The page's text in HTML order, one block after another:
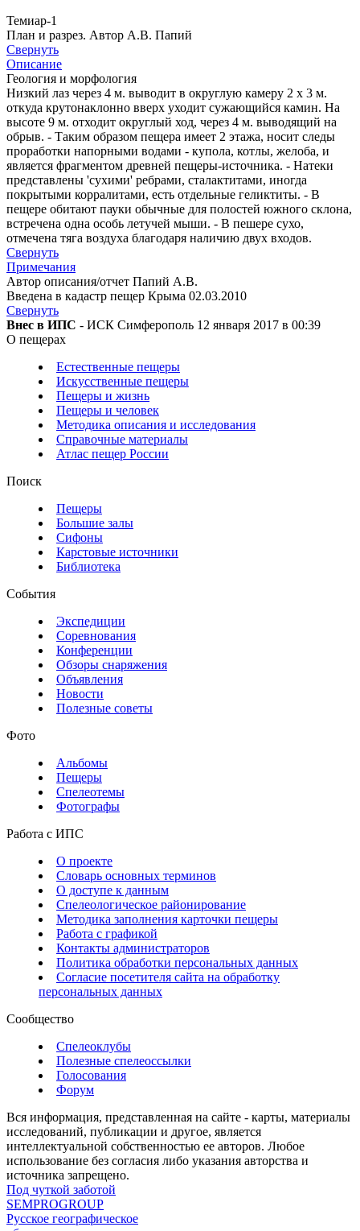
Темиар-1
План и разрез. Автор А.В. Папий
Свернуть
Описание
Геология и морфология
Низкий лаз через 4 м. выводит в округлую камеру 2 х 3 м.
откуда крутонаклонно вверх уходит сужающийся камин. На
высоте 9 м. отходит округлый ход, через 4 м. выводящий на
обрыв. - Таким образом пещера имеет 2 этажа, носит следы
проработки напорными водами - купола, котлы, желоба, и
является фрагментом древней пещеры-источника. - Натеки
представлены 'сухими' ребрами, сталактитами, иногда
покрытыми корралитами, есть отдельные геликтиты. - В
пещере обитают пауки обычные для полостей южного склона,
встречена одна особь летучей мыши. - В пешере сухо,
отмечена тяга воздуха благодаря наличию двух входов.
Свернуть
Примечания
Автор описания/отчет Папий А.В.
Введена в кадастр пещер Крыма 02.03.2010
Свернуть
Внес в ИПС - ИСК Симферополь 12 января 2017 в 00:39
О пещерах
Естественные пещеры
Искусственные пещеры
Пещеры и жизнь
Пещеры и человек
Методика описания и исследования
Справочные материалы
Атлас пещер России
Поиск
Пещеры
Большие залы
Сифоны
Карстовые источники
Библиотека
События
Экспедиции
Соревнования
Конференции
Обзоры снаряжения
Объявления
Новости
Полезные советы
Фото
Альбомы
Пещеры
Спелеотемы
Фотографы
Работа с ИПС
О проекте
Словарь основных терминов
О доступе к данным
Спелеологическое районирование
Методика заполнения карточки пещеры
Работа с графикой
Контакты администраторов
Политика обработки персональных данных
Согласие посетителя сайта на обработку
персональных данных
Сообщество
Спелеоклубы
Полезные спелеоссылки
Голосования
Форум
Вся информация, представленная на сайте - карты, материалы
исследований, публикации и другое, является
интеллектуальной собственностью ее авторов. Любое
использование без согласия либо указания авторства и
источника запрещено.
Под чуткой заботой
SEMPROGROUP
Русское географическое